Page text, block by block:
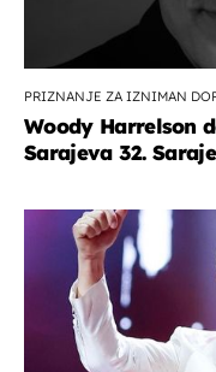
PRIZNANJE ZA IZNIMAN
Woody Harrelson
Sarajeva 32.